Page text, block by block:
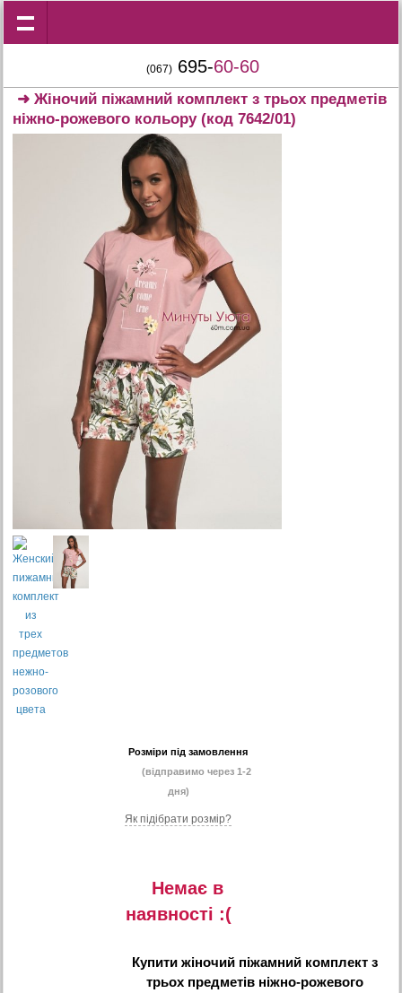
(067) 695-60-60
➜Жіночий піжамний комплект з трьох предметів
ніжно-рожевого кольору(код 7642/01)
Розміри під замовлення
(відправимо через 1-2
дня)
Як підібрати розмір?
Немає в
наявностi :(
Купити жіночий піжамний комплект з
трьох предметів ніжно-рожевого